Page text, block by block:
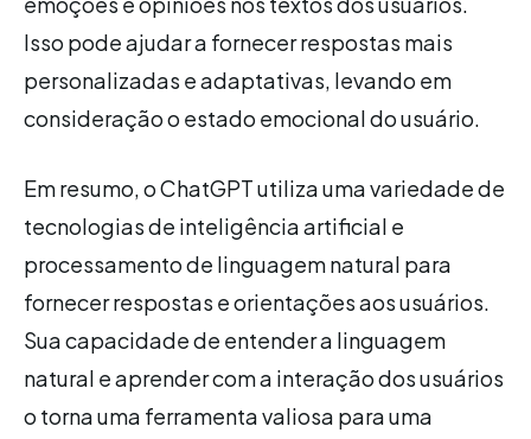
Isso pode ajudar a fornecer respostas mais
personalizadas e adaptativas, levando em
consideração o estado emocional do usuário.
Em resumo, o ChatGPT utiliza uma variedade de
tecnologias de inteligência artificial e
processamento de linguagem natural para
fornecer respostas e orientações aos usuários.
Sua capacidade de entender a linguagem
natural e aprender com a interação dos usuários
o torna uma ferramenta valiosa para uma